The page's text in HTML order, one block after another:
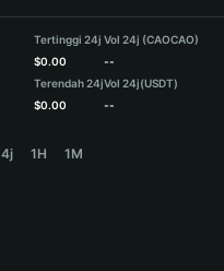
Tertinggi 24j
$0.00
Terendah 24j
$0.00
Vol 24j (CAOCAO)
--
Vol 24j(USDT)
--
4j 1H 1M